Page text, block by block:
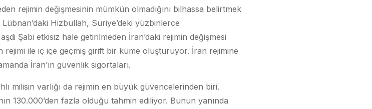
rejimin değişmesinin mümkün olmadığını bilhassa belirtmek
Hizbullah, Suriye’deki yüzbinlerce
Şabi etkisiz hale getirilmeden İran’daki rejimin değişmesi
ile iç içe geçmiş girift bir küme oluşturuyor. İran rejimine
İran’ın güvenlik sigortaları.
milisin varlığı da rejimin en büyük güvencelerinden biri.
130.000’den fazla olduğu tahmin ediliyor. Bunun yanında